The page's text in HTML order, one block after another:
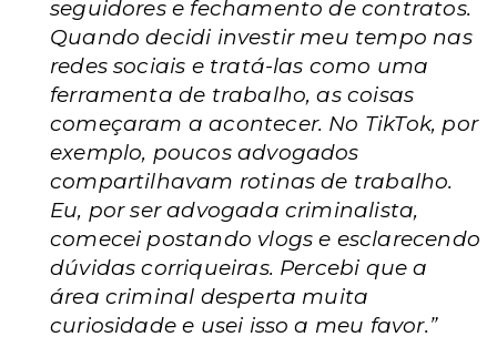
seguidores e fechamento de contratos.
Quando decidi investir meu tempo nas
redes sociais e tratá-las como uma
ferramenta de trabalho, as coisas
começaram a acontecer. No TikTok, por
exemplo, poucos advogados
compartilhavam rotinas de trabalho.
Eu, por ser advogada criminalista,
comecei postando vlogs e esclarecendo
dúvidas corriqueiras. Percebi que a
área criminal desperta muita
curiosidade e usei isso a meu favor.”